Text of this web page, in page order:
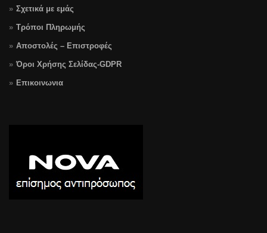
Σχετικά με εμάς
Τρόποι Πληρωμής
Αποστολές – Επιστροφές
Όροι Χρήσης Σελίδας-GDPR
Επικοινωνια